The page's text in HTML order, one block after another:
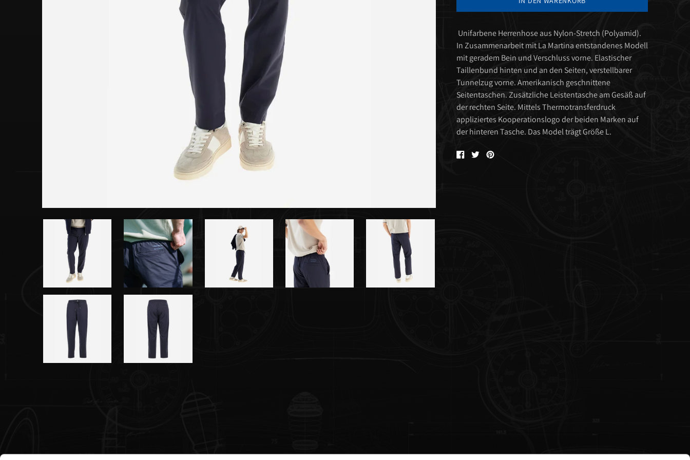
Unifarbene Herrenhose aus Nylon-Stretch (Polyamid).
In Zusammenarbeit mit La Martina entstandenes Modell
mit geradem Bein und Verschluss vorne. Elastischer
Taillenbund hinten und an den Seiten, verstellbarer
Tunnelzug vorne. Amerikanisch geschnittene
Seitentaschen. Zusätzliche Leistentasche am Gesäß auf
der rechten Seite. Mittels Thermotransferdruck
appliziertes Kooperationslogo der beiden Marken auf
der hinteren Tasche. Das Model trägt Größe L.
Auf
Facebook
Tweet
auf
Pin